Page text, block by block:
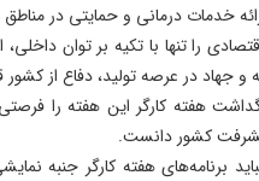
خدمات درمانی و حمایتی در
را تنها با تکیه بر توان
جهاد در عرصه تولید، دفاع از کشور
هفته کارگر این هفته را
کشور دانست.
برنامه‌های هفته کارگر جنبه